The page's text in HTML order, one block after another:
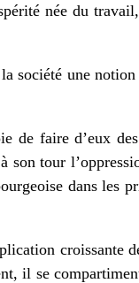
née du
société une
de faire d’eux
son tour
dans les
croissante
il se